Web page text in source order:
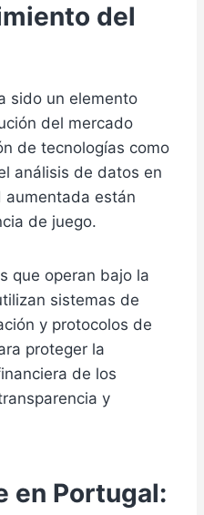
del
sido un elemento
del mercado
de tecnologías como
análisis de datos en
aumentada están
de juego.
que operan bajo la
sistemas de
y protocolos de
proteger la
de los
y
en Portugal: